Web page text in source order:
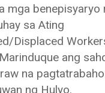
mga benepisyaryo
sa Ating
Displaced
ang
na
ng Hulyo.